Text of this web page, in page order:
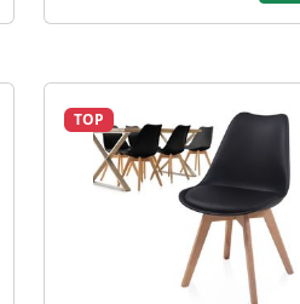
TOP